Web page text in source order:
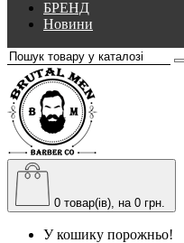
БРЕНД
Новини
0 товар(ів), на 0 грн.
У кошику порожньо!